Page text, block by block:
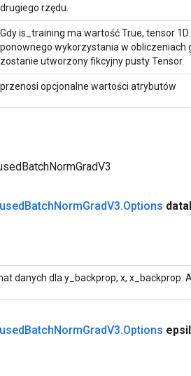
drugiego rzędu.
Gdy is_training ma wartość True, tensor
ponownego wykorzystania w obliczeniach
zostanie utworzony fikcyjny pusty Tensor.
przenosi opcjonalne wartości atrybutów
BatchNormGradV3.Options data
danych dla y_backprop, x, x_backprop.
BatchNormGradV3.Options